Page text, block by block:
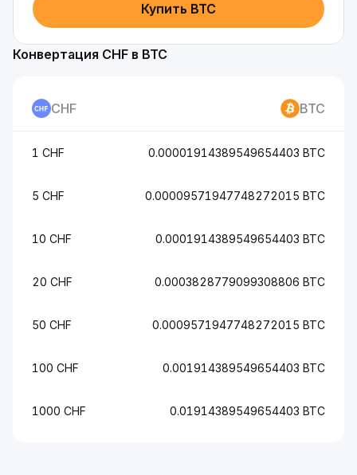
Купить BTC
Конвертация CHF в BTC
CHF BTC
1 CHF 0.00001914389549654403 BTC
5 CHF 0.00009571947748272015 BTC
10 CHF 0.0001914389549654403 BTC
20 CHF 0.0003828779099308806 BTC
50 CHF 0.0009571947748272015 BTC
100 CHF 0.001914389549654403 BTC
1000 CHF 0.01914389549654403 BTC